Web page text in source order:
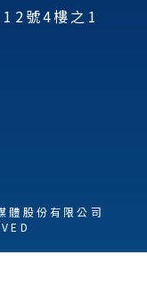
號4樓之1
股份有限公司